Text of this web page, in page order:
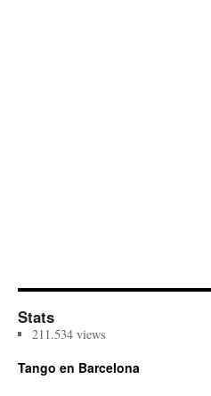
Stats
211.534 views
Tango en Barcelona